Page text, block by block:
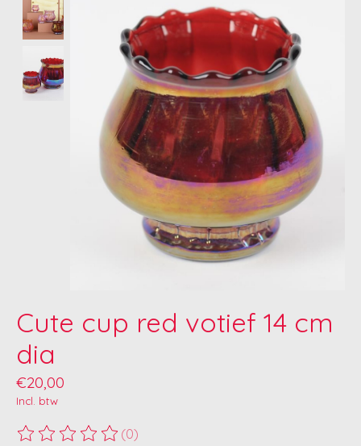
Cute cup red votief 14 cm
dia
€20,00
Incl. btw
De beoordeling van dit product is
(0)